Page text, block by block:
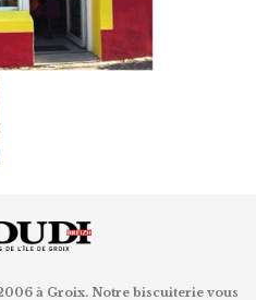
à Groix. Notre biscuiterie vous